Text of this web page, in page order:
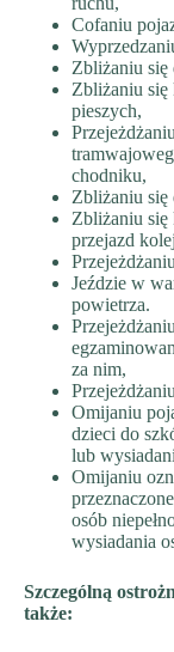
Cofaniu
Zbliżaniu się
Zbliżaniu się
pieszych,
chodniku,
Zbliżaniu się
Zbliżaniu się
przejazd
Jeździe w
powietrza.
za nim,
Omijaniu
dzieci do
lub
Omijaniu
osób
wysiadania
Szczególną
także: